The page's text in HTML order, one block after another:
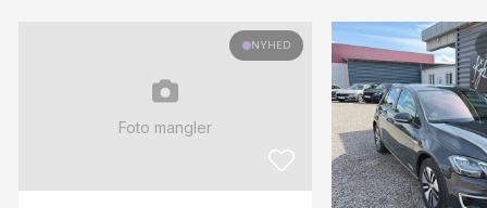
NYHED
Foto mangler